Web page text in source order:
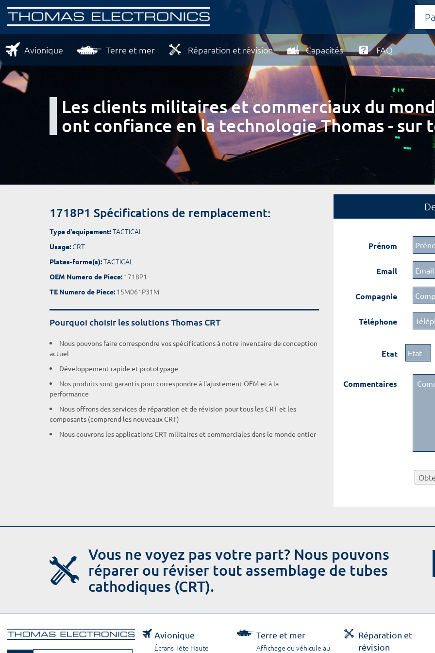
Avionique Terre et mer Réparation et révision Capacités FAQ
Les clients militaires et commerciaux du
ont confiance en la technologie Thomas - sur
1718P1 Spécifications de remplacement:
Type d'equipement:TACTICAL
Usage: CRT
Plates-forme(s):TACTICAL
OEM Numero de Piece: 1718P1
TE Numero de Piece: 15M061P31M
Pourquoi choisir les solutions Thomas CRT
Nous pouvons faire correspondre vos spécifications à notre inventaire de conception
actuel
Développement rapide et prototypage
Nos produits sont garantis pour correspondre à l'ajustement OEM et à la
performance
Nous offrons des services de réparation et de révision pour tous les CRT et les
composants (comprend les nouveaux CRT)
Nous couvrons les applications CRT militaires et commerciales dans le monde entier
Prénom
Email
Compagnie
Téléphone
Etat
Commentaires
Vous ne voyez pas votre part? Nous pouvons
réparer ou réviser tout assemblage de tubes
cathodiques (CRT).
Avionique
Écrans Tête Haute
Terre et mer
Affichage du véhicule au
Réparation et
révision